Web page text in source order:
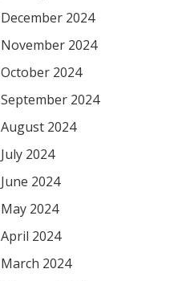
December 2024
November 2024
October 2024
September 2024
August 2024
July 2024
June 2024
May 2024
April 2024
March 2024